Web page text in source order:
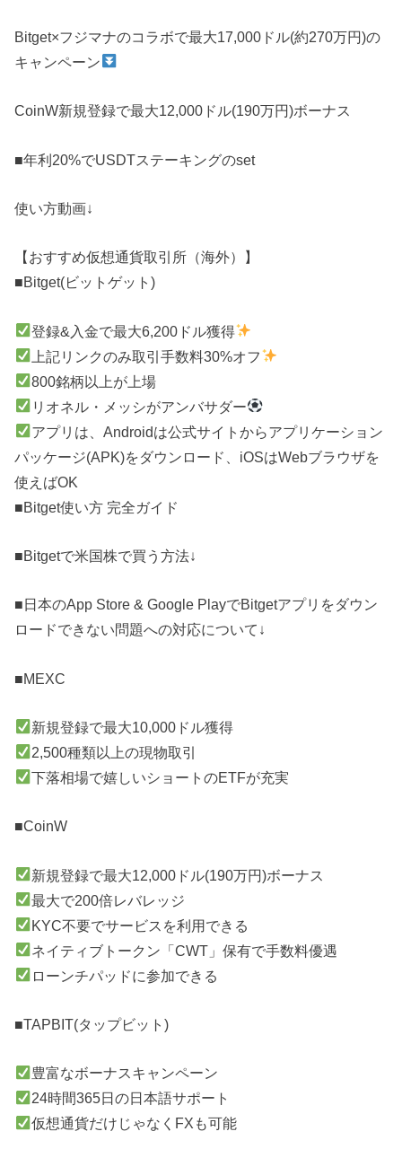
Bitget×フジマナのコラボで最大17,000ドル(約270万円)の
キャンペーン
CoinW新規登録で最大12,000ドル(190万円)ボーナス
■年利20%でUSDTステーキングのset
使い方動画↓
【おすすめ仮想通貨取引所（海外）】
■Bitget(ビットゲット)
登録&入金で最大6,200ドル獲得
上記リンクのみ取引手数料30%オフ
800銘柄以上が上場
リオネル・メッシがアンバサダー
アプリは、Androidは公式サイトからアプリケーション
パッケージ(APK)をダウンロード、iOSはWebブラウザを
使えばOK
■Bitget使い方 完全ガイド
■Bitgetで米国株で買う方法↓
■日本のApp Store & Google PlayでBitgetアプリをダウン
ロードできない問題への対応について↓
■MEXC
新規登録で最大10,000ドル獲得
2,500種類以上の現物取引
下落相場で嬉しいショートのETFが充実
■CoinW
新規登録で最大12,000ドル(190万円)ボーナス
最大で200倍レバレッジ
KYC不要でサービスを利用できる
ネイティブトークン「CWT」保有で手数料優遇
ローンチパッドに参加できる
■TAPBIT(タップビット)
豊富なボーナスキャンペーン
24時間365日の日本語サポート
仮想通貨だけじゃなくFXも可能